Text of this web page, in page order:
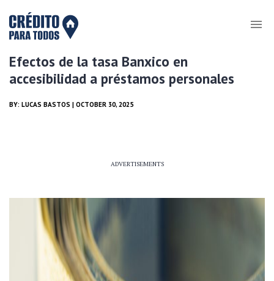
Efectos de la tasa Banxico en
accesibilidad a préstamos personales
BY: LUCAS BASTOS | OCTOBER 30, 2025
ADVERTISEMENTS